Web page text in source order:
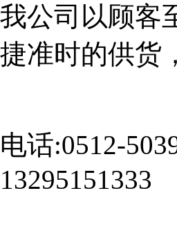
我公司以顾客
捷准时的供货
电话:0512-
13295151333